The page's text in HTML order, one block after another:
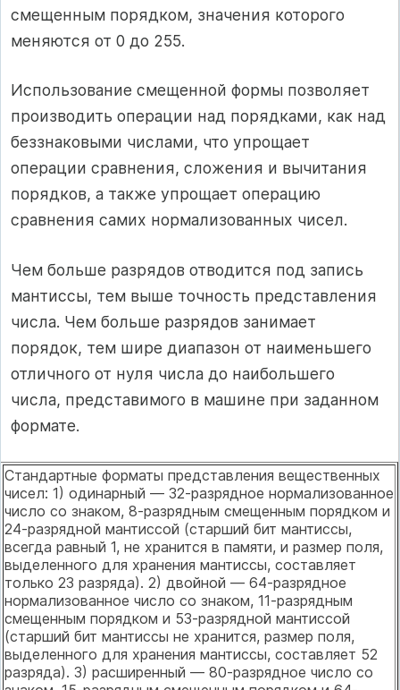
смещенным порядком, значения которого
меняются от 0 до 255.
Использование смещенной формы позволяет
производить операции над порядками, как над
беззнаковыми числами, что упрощает
операции сравнения, сложения и вычитания
порядков, а также упрощает операцию
сравнения самих нормализованных чисел.
Чем больше разрядов отводится под запись
мантиссы, тем выше точность представления
числа. Чем больше разрядов занимает
порядок, тем шире диапазон от наименьшего
отличного от нуля числа до наибольшего
числа, представимого в машине при заданном
формате.
Стандартные форматы представления вещественных
чисел: 1) одинарный — 32-разрядное нормализованное
число со знаком, 8-разрядным смещенным порядком и
24-разрядной мантиссой (старший бит мантиссы,
всегда равный 1, не хранится в памяти, и размер поля,
выделенного для хранения мантиссы, составляет
только 23 разряда). 2) двойной — 64-разрядное
нормализованное число со знаком, 11-разрядным
смещенным порядком и 53-разрядной мантиссой
(старший бит мантиссы не хранится, размер поля,
выделенного для хранения мантиссы, составляет 52
разряда). 3) расширенный — 80-разрядное число со